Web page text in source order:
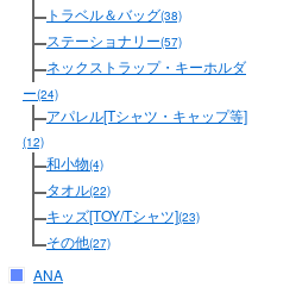
トラベル＆バッグ(38)
ステーショナリー(57)
ネックストラップ・キーホルダ
ー(24)
アパレル[Tシャツ・キャップ等]
(12)
和小物(4)
タオル(22)
キッズ[TOY/Tシャツ](23)
その他(27)
ANA